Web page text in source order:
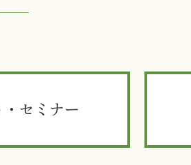
・セミナー